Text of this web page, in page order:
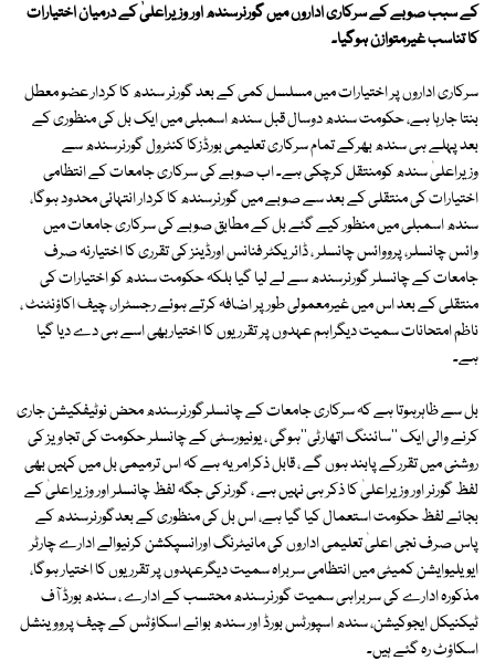
کے سبب صوبے کے سرکاری اداروں میں گورنرسندھ اور وزیراعلیٰ کے درمیان اختیارات
کا تناسب غیرمتوازن ہوگیا۔
سرکاری اداروں پر اختیارات میں مسلسل کمی کے بعد گورنر سندھ کا کردار عضو معطل
بنتا جارہا ہے، حکومت سندھ دوسال قبل سندھ اسمبلی میں ایک بل کی منظوری کے
بعد پہلے ہی سندھ بھرکے تمام سرکاری تعلیمی بورڈزکا کنٹرول گورنرسندھ سے
وزیراعلیٰ سندھ کومنتقل کرچکی ہے۔ اب صوبے کی سرکاری جامعات کے انتظامی
اختیارات کی منتقلی کے بعد سے صوبے میں گورنرسندھ کا کردار انتہائی محدود ہوگا،
سندھ اسمبلی میں منظور کیے گئے بل کے مطابق صوبے کی سرکاری جامعات میں
وائس چانسلر، پرووائس چانسلر ، ڈائریکٹر فنانس اورڈینز کی تقرری کا اختیارنہ صرف
جامعات کے چانسلر گورنرسندھ سے لے لیا گیا بلکہ حکومت سندھ کو اختیارات کی
منتقلی کے بعد اس میں غیرمعمولی طور پر اضافہ کرتے ہوئے رجسٹرار، چیف اکاؤنٹنٹ ،
ناظم امتحانات سمیت دیگراہم عہدوں پر تقرریوں کا اختیاربھی اسے ہی دے دیا گیا
ہے۔
بل سے ظاہرہوتا ہے کہ سرکاری جامعات کے چانسلرگورنرسندھ محض نوٹیفکیشن جاری
کرنے والی ایک ''سائننگ اتھارٹی''ہوگی ، یونیورسٹی کے چانسلر حکومت کی تجاویز کی
روشنی میں تقررکے پابند ہوں گے ، قابل ذکرامر یہ ہے کہ اس ترمیمی بل میں کہیں بھی
لفظ گورنر اور وزیراعلیٰ کا ذکر ہی نہیں ہے ، گورنرکی جگہ لفظ چانسلر اور وزیراعلیٰ کے
بجائے لفظ حکومت استعمال کیا گیا ہے، اس بل کی منظوری کے بعدگورنرسندھ کے
پاس صرف نجی اعلیٰ تعلیمی اداروں کی مانیٹرنگ اورانسپکشن کرنیوالے ادارے چارٹر
ایویلیوایشن کمیٹی میں انتظامی سربراہ سمیت دیگرعہدوں پر تقرریوں کا اختیار ہوگا،
مذکورہ ادارے کی سربراہی سمیت گورنرسندھ محتسب کے ادارے ، سندھ بورڈ آف
ٹیکنیکل ایجوکیشن، سندھ اسپورٹس بورڈ اور سندھ بوائے اسکاؤٹس کے چیف پرووینشل
اسکاؤٹ رہ گئے ہیں۔